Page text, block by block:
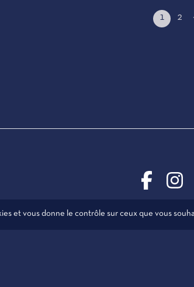
1 2
et vous donne le contrôle sur ceux que vous